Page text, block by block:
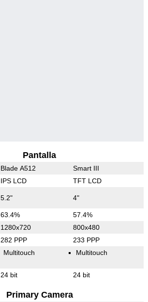
Pantalla
Blade A512 Smart III
IPS LCD TFT LCD
5.2" 4"
63.4% 57.4%
1280x720 800x480
282 PPP 233 PPP
Multitouch Multitouch
24 bit 24 bit
Primary Camera